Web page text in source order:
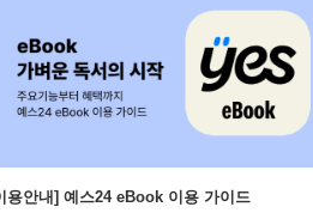
용안내] 예스24 eBook 이용 가이드